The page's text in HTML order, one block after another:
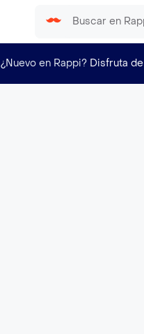
¿Nuevo en Rappi? Disfruta de